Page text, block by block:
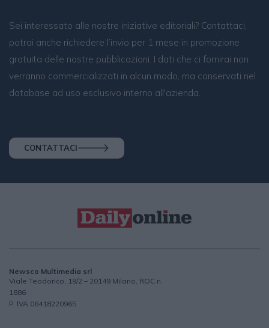
Sei interessato alle nostre iniziative editoriali? Contattaci,
potrai anche richiedere l’invio per 1 mese in promozione
gratuita delle nostre pubblicazioni. I dati che ci fornirai non
verranno commercializzati in alcun modo, ma conservati nel
database ad uso esclusivo interno all'azienda.
CONTATTACI
Newsco Multimedia srl
Viale Teodorico, 19/2 – 20149 Milano, ROC n.
1886
P. IVA 06418220965